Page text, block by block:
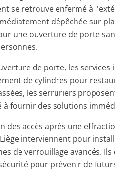
se retrouve enfermé à
dépêchée sur
une ouverture de porte
de porte, les
de cylindres pour
les serruriers
à fournir des solutions
des accès après une
interviennent pour
de verrouillage avancés.
pour prévenir de